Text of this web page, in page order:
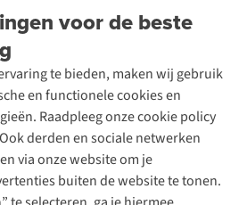
voor de beste
te bieden, maken wij gebruik
en functionele cookies en
Raadpleeg onze cookie policy
derden en sociale netwerken
via onze website om je
buiten de website te tonen.
Follow us